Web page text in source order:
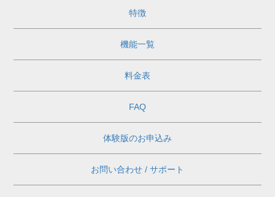
特徴
機能一覧
料金表
FAQ
体験版のお申込み
お問い合わせ / サポート